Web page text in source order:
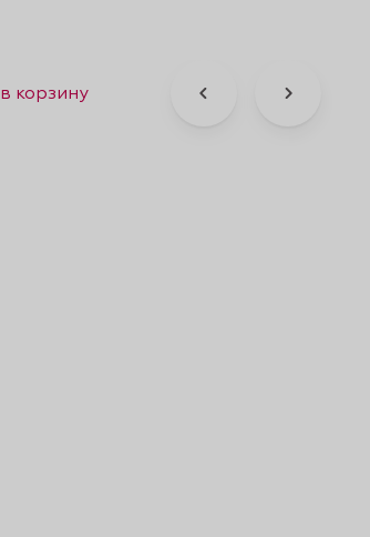
в корзину